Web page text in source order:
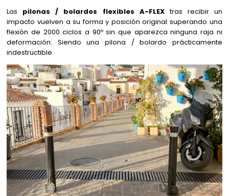
Las pilonas / bolardos flexibles A-FLEXtras recibir un
impacto vuelven a su forma y posición original superando una
flexión de 2000 ciclos a 90º sin que aparezca ninguna raja ni
deformación. Siendo una pilona / bolardo prácticamente
indestructible.